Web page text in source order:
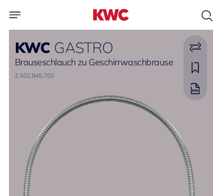
KWC GASTRO
Brauseschlauch zu Geschirrwaschbrause
Z.502.845.700